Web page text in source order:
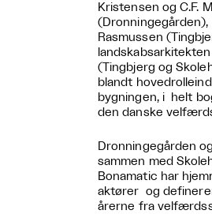
Kristensen og C.F.
(Dronningegården),
Rasmussen
(Tingbjerg og
blandt
bygningen, i helt
den danske
Dronningegården
sammen med
Bonamatic har
aktører og
årerne fra